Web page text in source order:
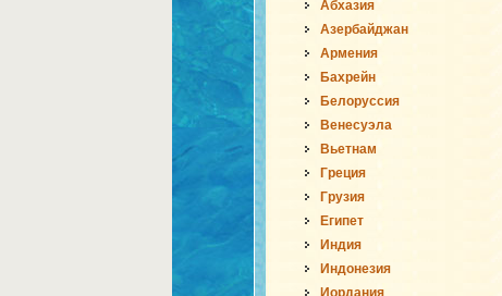
Абхазия
Азербайджан
Армения
Бахрейн
Белоруссия
Венесуэла
Вьетнам
Греция
Грузия
Египет
Индия
Индонезия
Иордания